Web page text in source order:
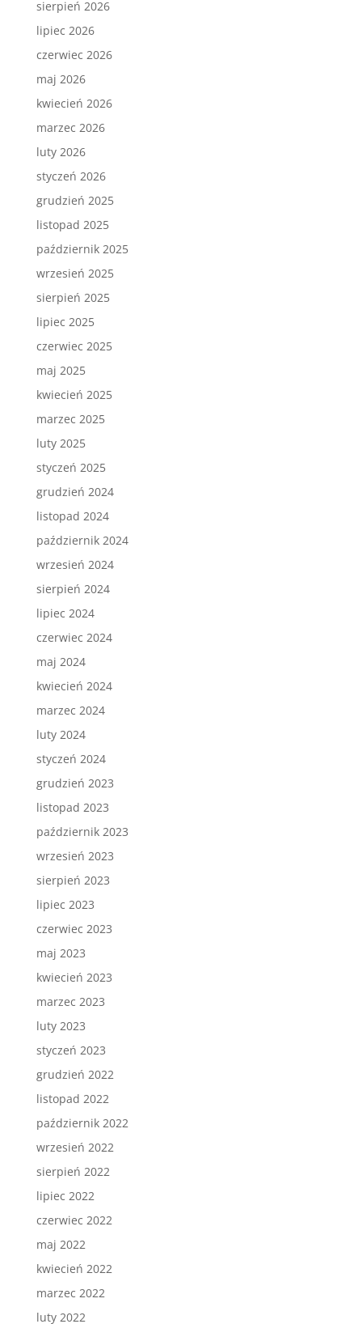
sierpień 2026
lipiec 2026
czerwiec 2026
maj 2026
kwiecień 2026
marzec 2026
luty 2026
styczeń 2026
grudzień 2025
listopad 2025
październik 2025
wrzesień 2025
sierpień 2025
lipiec 2025
czerwiec 2025
maj 2025
kwiecień 2025
marzec 2025
luty 2025
styczeń 2025
grudzień 2024
listopad 2024
październik 2024
wrzesień 2024
sierpień 2024
lipiec 2024
czerwiec 2024
maj 2024
kwiecień 2024
marzec 2024
luty 2024
styczeń 2024
grudzień 2023
listopad 2023
październik 2023
wrzesień 2023
sierpień 2023
lipiec 2023
czerwiec 2023
maj 2023
kwiecień 2023
marzec 2023
luty 2023
styczeń 2023
grudzień 2022
listopad 2022
październik 2022
wrzesień 2022
sierpień 2022
lipiec 2022
czerwiec 2022
maj 2022
kwiecień 2022
marzec 2022
luty 2022